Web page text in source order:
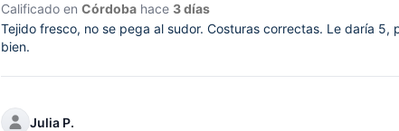
Calificado enCórdoba hace 3 días
Tejido fresco, no se pega al sudor. Costuras correctas. Le daría
bien.
Julia P.